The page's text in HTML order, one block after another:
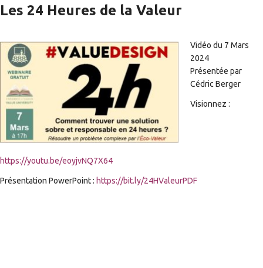
Les 24 Heures de la Valeur
Vidéo du 7 Mars
2024
Présentée par
Cédric Berger
Visionnez :
https://youtu.be/eoyjvNQ7X64
Présentation PowerPoint : https://bit.ly/24HValeurPDF